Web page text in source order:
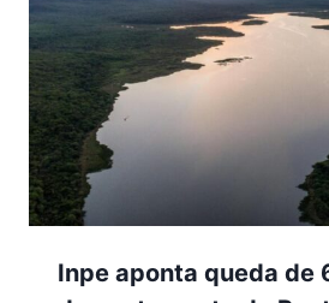
Inpe aponta queda de